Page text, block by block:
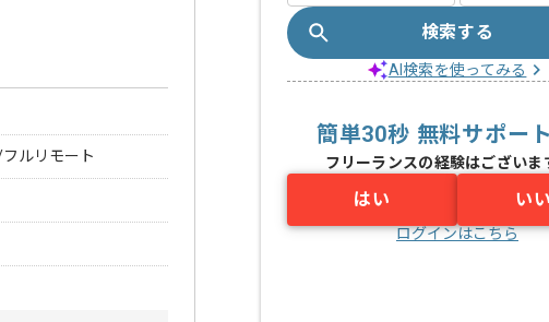
ルリモート
検索する
AI検索を使ってみる
簡単30秒 無料サポー
フリーランスの経験はございま
はい い
ログインはこちら